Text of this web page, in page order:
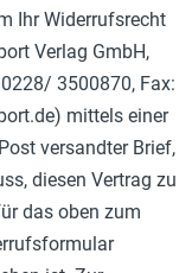
Ihr Widerrufsrecht
Verlag GmbH,
3500870, Fax:
) mittels einer
versandter Brief,
diesen Vertrag zu
das oben zum